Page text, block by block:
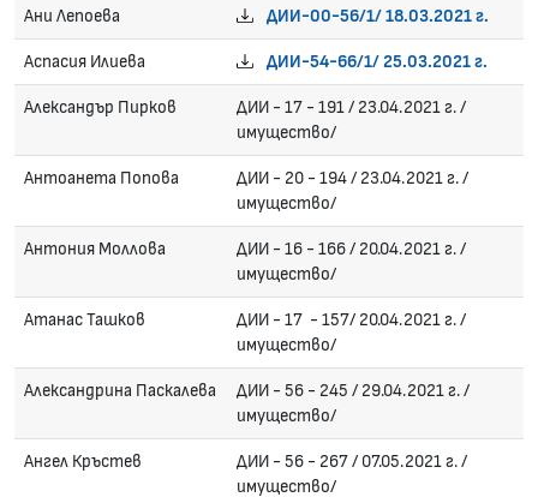
Ани Лепоева ДИИ-00-56/1/ 18.03.2021 г.
Аспасия Илиева ДИИ-54-66/1/ 25.03.2021 г.
Александър Пирков
ДИИ - 17 - 191 / 23.04.2021 г. /
имущество/
Антоанета Попова
ДИИ - 20 - 194 / 23.04.2021 г. /
имущество/
Антония Моллова
ДИИ - 16 - 166 / 20.04.2021 г. /
имущество/
Атанас Ташков
ДИИ - 17 - 157/ 20.04.2021 г. /
имущество/
Александрина Паскалева
ДИИ - 56 - 245 / 29.04.2021 г. /
имущество/
Ангел Кръстев
ДИИ - 56 - 267 / 07.05.2021 г. /
имущество/